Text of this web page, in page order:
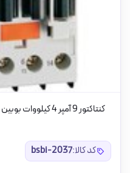
کنتاکتور 9 آمپر 4 کیلووات بوبین 230VAC برند لواتو ایتالیا
کد کالا:bsbi-2037